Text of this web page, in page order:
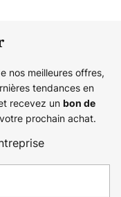
nos meilleures offres,
tendances en
recevez un bon de
prochain achat.